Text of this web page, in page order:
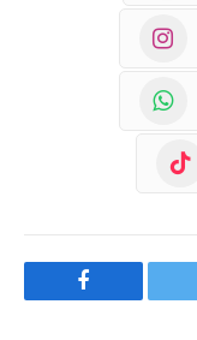
Facebook